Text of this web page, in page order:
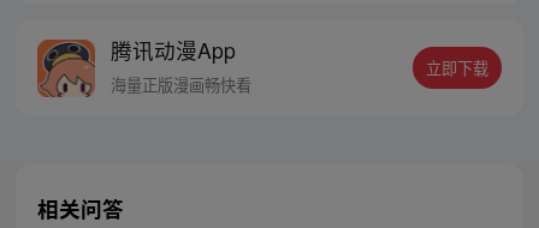
密，张楚岚的生活被彻底颠覆，与冯宝宝一
同踏上“异人”之旅。
腾讯动漫App
海量正版漫画畅快看
立即下载
相关问答